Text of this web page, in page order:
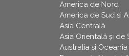
America de Nord
America de Sud si
Asia Centrală
Asia Orientală și de
Australia și Oceania